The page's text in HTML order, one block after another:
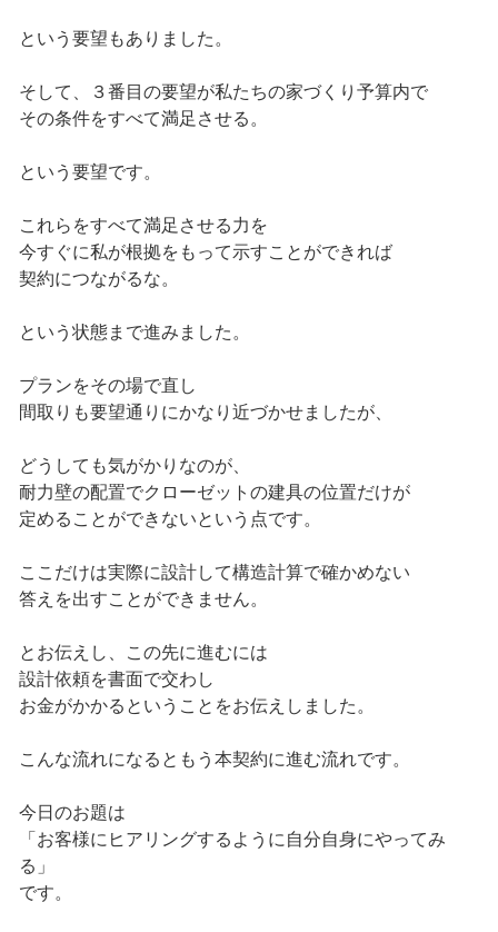
という要望もありました。
そして、３番目の要望が私たちの家づくり予算内で
その条件をすべて満足させる。
という要望です。
これらをすべて満足させる力を
今すぐに私が根拠をもって示すことができれば
契約につながるな。
という状態まで進みました。
プランをその場で直し
間取りも要望通りにかなり近づかせましたが、
どうしても気がかりなのが、
耐力壁の配置でクローゼットの建具の位置だけが
定めることができないという点です。
ここだけは実際に設計して構造計算で確かめない
答えを出すことができません。
とお伝えし、この先に進むには
設計依頼を書面で交わし
お金がかかるということをお伝えしました。
こんな流れになるともう本契約に進む流れです。
今日のお題は
「お客様にヒアリングするように自分自身にやってみ
る」
です。